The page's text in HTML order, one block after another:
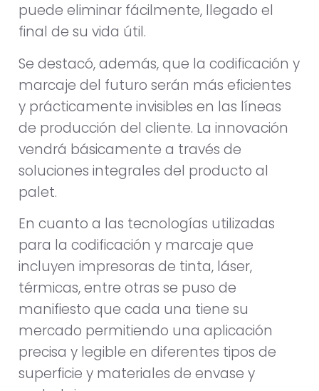
puede eliminar fácilmente, llegado el
final de su vida útil.
Se destacó, además, que la codificación y
marcaje del futuro serán más eficientes
y prácticamente invisibles en las líneas
de producción del cliente. La innovación
vendrá básicamente a través de
soluciones integrales del producto al
palet.
En cuanto a las tecnologías utilizadas
para la codificación y marcaje que
incluyen impresoras de tinta, láser,
térmicas, entre otras se puso de
manifiesto que cada una tiene su
mercado permitiendo una aplicación
precisa y legible en diferentes tipos de
superficie y materiales de envase y